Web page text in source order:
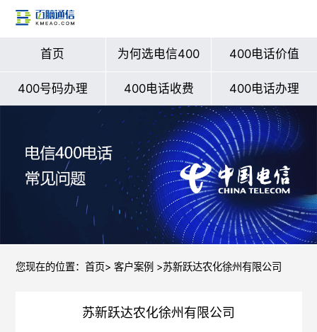
首页 为何选电信400 400电话价值
400号码办理 400电话收费 400电话办理
您现在的位置： 首页> 客户案例 >苏新跃达农化徐州有限公司
苏新跃达农化徐州有限公司